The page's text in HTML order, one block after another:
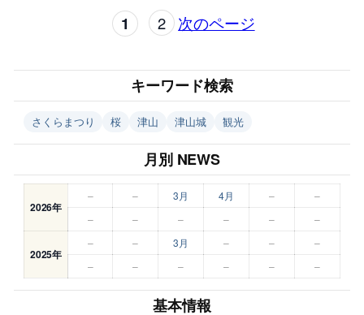
1 2 次のページ
キーワード検索
さくらまつり 桜 津山 津山城 観光
月別 NEWS
2026年
– – 3月 4月 –
–
–
– – – – –
2025年
– – 3月 – –
–
–
– – – – –
基本情報